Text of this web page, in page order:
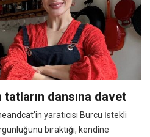
dansına davet
yaratıcısı Burcu İstekli
bıraktığı, kendine